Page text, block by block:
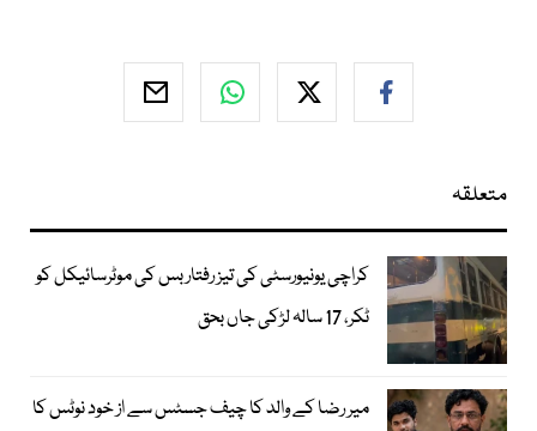
متعلقہ
کراچی یونیورسٹی کی تیز رفتار بس کی موٹرسائیکل کو
ٹکر، 17 سالہ لڑکی جاں بحق
میر رضا کے والد کا چیف جسٹس سے از خود نوٹس کا